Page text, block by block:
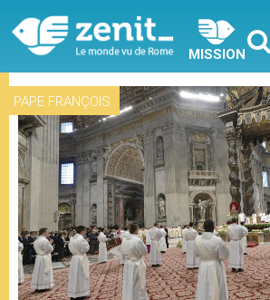
MISSION
PAPE FRANÇOIS